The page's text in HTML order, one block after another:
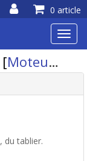
[Moteur volet roulant
, du tablier.
0 article